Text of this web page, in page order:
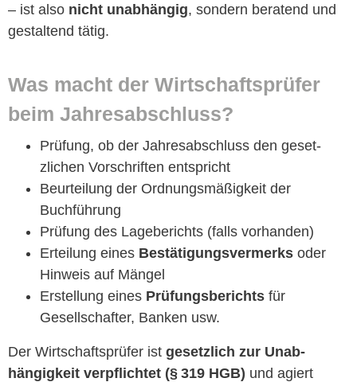
– ist also nicht unab­hängig, son­dern bera­tend und
gestal­tend tätig.
Was macht der Wirtschaft­sprüfer
beim Jahresabschluss?
Prü­fung, ob der Jahresab­schluss den geset­
zlichen Vorschriften entspricht
Beurteilung der Ord­nungsmäßigkeit der
Buchführung
Prü­fung des Lage­berichts (falls vorhanden)
Erteilung eines Bestä­ti­gungsver­merks oder
Hin­weis auf Mängel
Erstel­lung eines Prü­fungs­berichts für
Gesellschafter, Banken usw.
Der Wirtschaft­sprüfer ist geset­zlich zur Unab­
hängigkeit verpflichtet (§ 319 HGB) und agiert
+ 49 (0)69 609 181
+ 49 (0)69 609 181